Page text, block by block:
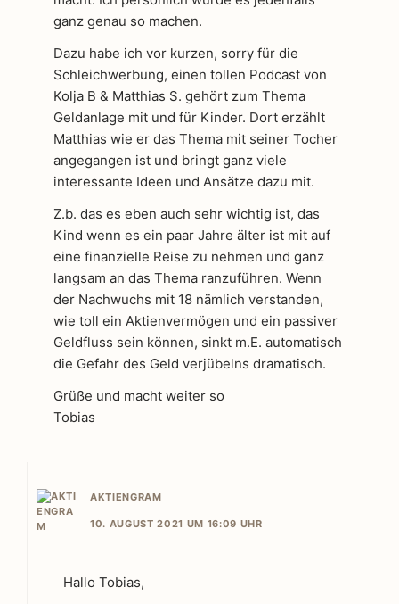
ganz genau so machen.
Dazu habe ich vor kurzen, sorry für die
Schleichwerbung, einen tollen Podcast von
Kolja B & Matthias S. gehört zum Thema
Geldanlage mit und für Kinder. Dort erzählt
Matthias wie er das Thema mit seiner Tocher
angegangen ist und bringt ganz viele
interessante Ideen und Ansätze dazu mit.
Z.b. das es eben auch sehr wichtig ist, das
Kind wenn es ein paar Jahre älter ist mit auf
eine finanzielle Reise zu nehmen und ganz
langsam an das Thema ranzuführen. Wenn
der Nachwuchs mit 18 nämlich verstanden,
wie toll ein Aktienvermögen und ein passiver
Geldfluss sein können, sinkt m.E. automatisch
die Gefahr des Geld verjübelns dramatisch.
Grüße und macht weiter so
Tobias
AKTIENGRAM
10. AUGUST 2021 UM 16:09 UHR
Hallo Tobias,